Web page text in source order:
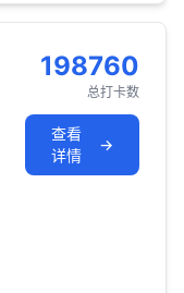
198760
总打卡数
查看
详情
→